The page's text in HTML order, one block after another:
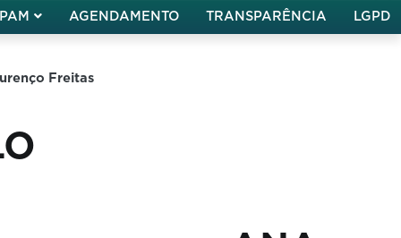
AGENDAMENTO TRANSPARÊNCIA LGPD
Freitas